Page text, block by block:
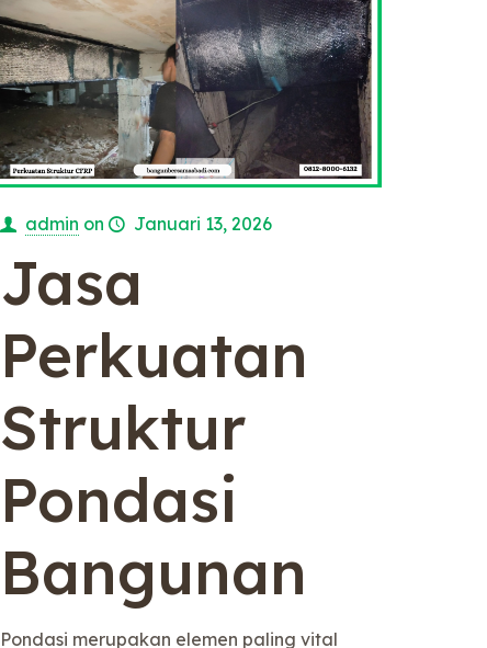
admin on Januari 13, 2026
Jasa
Perkuatan
Struktur
Pondasi
Bangunan
Pondasi merupakan elemen paling vital